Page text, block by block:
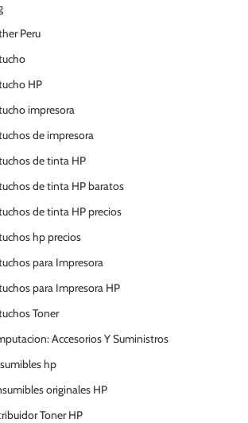
Peru
HP
impresora
de impresora
de tinta HP
de tinta HP baratos
de tinta HP precios
hp precios
para Impresora
para Impresora HP
Toner
Accesorios Y Suministros
hp
originales HP
Toner HP